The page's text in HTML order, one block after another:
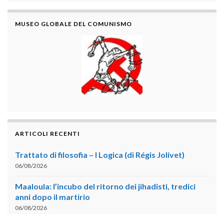
MUSEO GLOBALE DEL COMUNISMO
ARTICOLI RECENTI
Trattato di filosofia – I Logica (di Régis Jolivet)
06/08/2026
Maaloula: l’incubo del ritorno dei jihadisti, tredici
anni dopo il martirio
06/08/2026